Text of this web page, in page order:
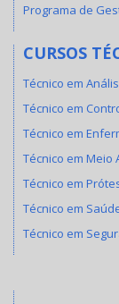
Programa de
CURSOS
Técnico em
Técnico em
Técnico em
Técnico em Meio
Técnico em
Técnico em
Técnico em